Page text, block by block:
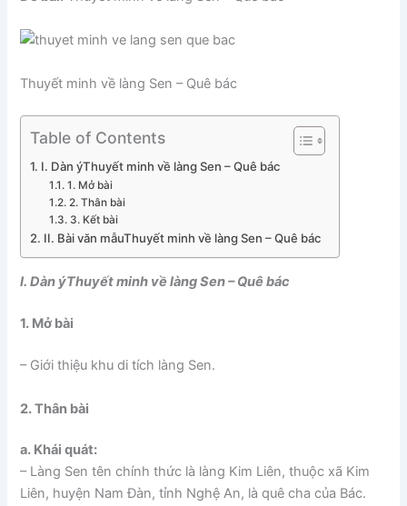
Thuyết minh về làng Sen – Quê bác
Table of Contents
I. Dàn ýThuyết minh về làng Sen – Quê bác
1. Mở bài
2. Thân bài
3. Kết bài
II. Bài văn mẫuThuyết minh về làng Sen – Quê bác
I. Dàn ýThuyết minh về làng Sen – Quê bác
1. Mở bài
– Giới thiệu khu di tích làng Sen.
2. Thân bài
a. Khái quát:
– Làng Sen tên chính thức là làng Kim Liên, thuộc xã Kim
Liên, huyện Nam Đàn, tỉnh Nghệ An, là quê cha của Bác.